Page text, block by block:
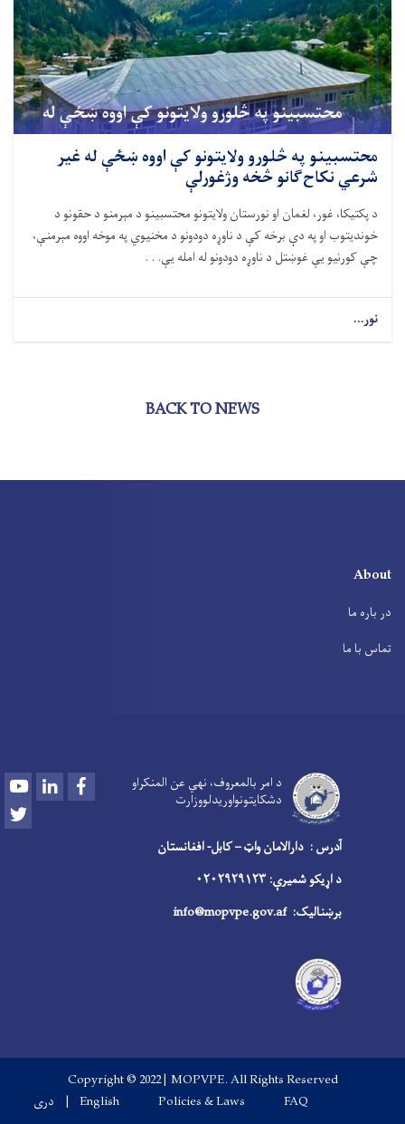
محتسبینو په څلورو ولایتونو کې اووه ښځې له غیر
شرعي نکاح‌ګانو څخه وژغورلې
د پکتیکا، غور، لغمان او نورستان ولایتونو محتسبینو د مېرمنو د حقونو د
خوندیتوب او په دې برخه کې د ناوړه دودونو د مخنیوي په موخه اووه مېرمنې،
چې کورنیو یې غوښتل د ناوړه دودونو له امله یې. . .
نور...
BACK TO NEWS
About
در باره ما
تماس با ما
د امر بالمعروف، نهي عن المنکراو
دشکایتونواوريدلووزارت
YoutubeLinkedInFacebook
آدرس : دارالامان واټ – کابل- افغانستان
د اړیکو شمیرې: ۰۲۰۲۹۲۹۱۲۳
برښنالیک:info@mopvpe.gov.af
Copyright © 2022 | MOPVPE. All Rights Reserved
Footer menu
FAQ
Policies & Laws
English دری